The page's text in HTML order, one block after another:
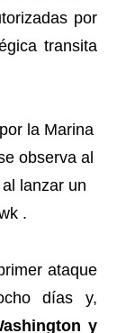
por
transita
ataque
días y,
y